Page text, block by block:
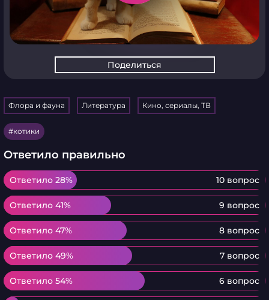
Поделиться
Флора и фауна Литература Кино, сериалы, ТВ
котики
Ответило правильно
Ответило 28% 10 вопрос
Ответило 28%
Ответило 41% 9 вопрос
Ответило 41%
Ответило 47% 8 вопрос
Ответило 47%
Ответило 49% 7 вопрос
Ответило 49%
Ответило 54% 6 вопрос
Ответило 54%